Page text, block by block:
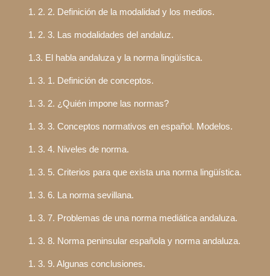
1. 2. 2. Definición de la modalidad y los medios.
1. 2. 3. Las modalidades del andaluz.
1.3. El habla andaluza y la norma lingüística.
1. 3. 1. Definición de conceptos.
1. 3. 2. ¿Quién impone las normas?
1. 3. 3. Conceptos normativos en español. Modelos.
1. 3. 4. Niveles de norma.
1. 3. 5. Criterios para que exista una norma lingüística.
1. 3. 6. La norma sevillana.
1. 3. 7. Problemas de una norma mediática andaluza.
1. 3. 8. Norma peninsular española y norma andaluza.
1. 3. 9. Algunas conclusiones.